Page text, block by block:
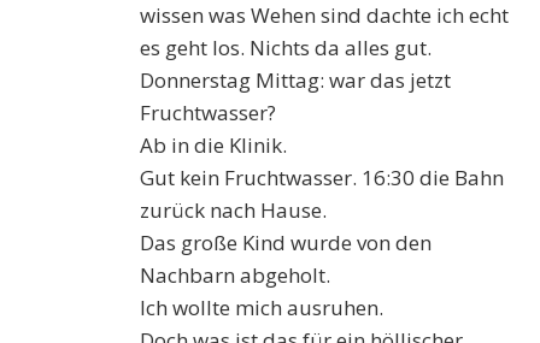
wissen was Wehen sind dachte ich echt
es geht los. Nichts da alles gut.
Donnerstag Mittag: war das jetzt
Fruchtwasser?
Ab in die Klinik.
Gut kein Fruchtwasser. 16:30 die Bahn
zurück nach Hause.
Das große Kind wurde von den
Nachbarn abgeholt.
Ich wollte mich ausruhen.